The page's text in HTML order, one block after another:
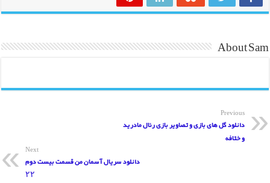
About Sam
Previous
دانلود گل های بازی و تصاویر بازی رئال مادرید
و ختافه
Next
دانلود سریال آسمان من قسمت بیست دوم
۲۲